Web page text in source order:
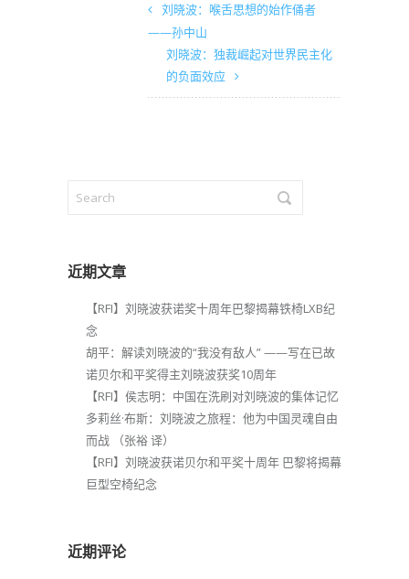
刘晓波：喉舌思想的始作俑者
——孙中山
刘晓波：独裁崛起对世界民主化
的负面效应
近期文章
【RFI】刘晓波获诺奖十周年巴黎揭幕铁椅LXB纪
念
胡平：解读刘晓波的“我没有敌人” ——写在已故
诺贝尔和平奖得主刘晓波获奖10周年
【RFI】侯志明：中国在洗刷对刘晓波的集体记忆
多莉丝·布斯：刘晓波之旅程：他为中国灵魂自由
而战 （张裕 译）
【RFI】刘晓波获诺贝尔和平奖十周年 巴黎将揭幕
巨型空椅纪念
近期评论